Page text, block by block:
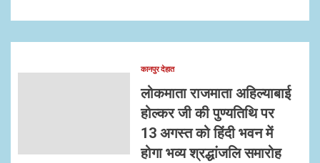
कानपुर देहात
लोकमाता राजमाता अहिल्याबाई
होल्कर जी की पुण्यतिथि पर
13 अगस्त को हिंदी भवन में
होगा भव्य श्रद्धांजलि समारोह